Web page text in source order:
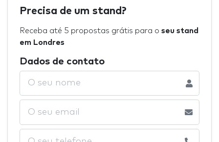
Precisa de um stand?
Receba até 5 propostas grátis para o seu stand
em Londres
Dados de contato